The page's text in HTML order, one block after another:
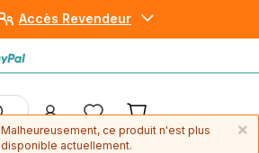
Accès Revendeur
×
Malheureusement, ce produit n'est plus
disponible actuellement.